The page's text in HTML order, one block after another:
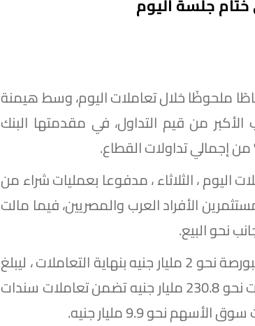
ملحوظًا خلال تعاملات اليوم، وسط هيمنة
من قيم التداول، في مقدمتها البنك
اليوم ، الثلاثاء ، مدفوعا بعمليات شراء من
الأفراد العرب والمصريين، فيما مالت
نحو البيع.
وربح رأس المال السوقي لأسهم الشركات المقيدة بالبورصة نحو 2 مليار جنيه بنهاية التعاملات ، ليبلغ
مستوى 3.792 تريليون جنيه ، وسط تعاملات كلية بلغت نحو 230.8 مليار جنيه تضمن تعاملات سندات
نحو 9.9 مليار جنيه.